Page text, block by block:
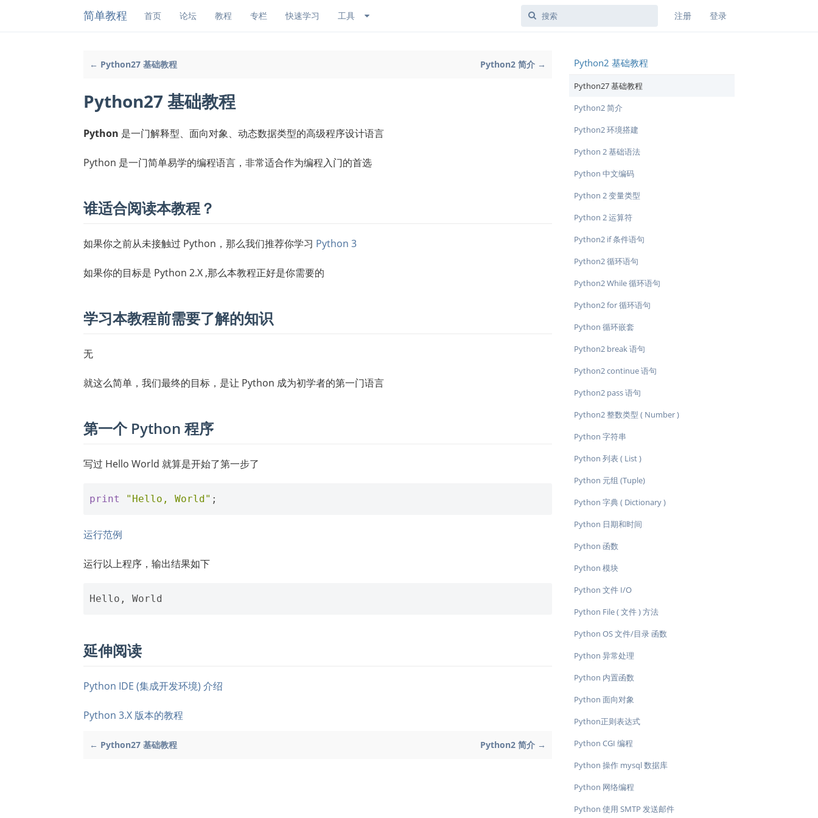
简单教程 首页 论坛 教程 专栏 快速学习 工具 注册 登录
← Python27 基础教程 Python2 简介 →
Python27 基础教程
Python 是一门解释型、面向对象、动态数据类型的高级程序设计语言
Python 是一门简单易学的编程语言，非常适合作为编程入门的首选
谁适合阅读本教程？
如果你之前从未接触过 Python，那么我们推荐你学习 Python 3
如果你的目标是 Python 2.X ,那么本教程正好是你需要的
学习本教程前需要了解的知识
无
就这么简单，我们最终的目标，是让 Python 成为初学者的第一门语言
第一个 Python 程序
写过 Hello World 就算是开始了第一步了
print "Hello, World" ;
运行范例
运行以上程序，输出结果如下
延伸阅读
Python IDE (集成开发环境) 介绍
Python 3.X 版本的教程
← Python27 基础教程 Python2 简介 →
Python2 基础教程
Python27 基础教程
Python2 简介
Python2 环境搭建
Python 2 基础语法
Python 中文编码
Python 2 变量类型
Python 2 运算符
Python2 if 条件语句
Python2 循环语句
Python2 While 循环语句
Python2 for 循环语句
Python 循环嵌套
Python2 break 语句
Python2 continue 语句
Python2 pass 语句
Python2 整数类型 ( Number )
Python 字符串
Python 列表 ( List )
Python 元组 (Tuple)
Python 字典 ( Dictionary )
Python 日期和时间
Python 函数
Python 模块
Python 文件 I/O
Python File ( 文件 ) 方法
Python OS 文件/目录 函数
Python 异常处理
Python 内置函数
Python 面向对象
Python正则表达式
Python CGI 编程
Python 操作 mysql 数据库
Python 网络编程
Python 使用 SMTP 发送邮件